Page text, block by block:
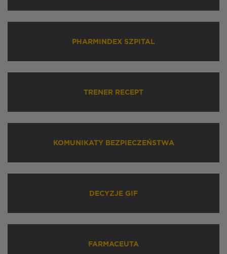
PHARMINDEX SZPITAL
TRENER RECEPT
KOMUNIKATY BEZPIECZEŃSTWA
DECYZJE GIF
FARMACEUTA